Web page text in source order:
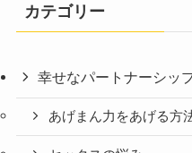
カテゴリー
幸せなパートナーシッ
あげまん力をあげる方